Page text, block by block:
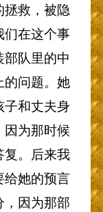
拯救，被隐
们在这个事
队里的中
的问题。她
子和丈夫身
为那时候
复。后来我
给她的预言
因为那部